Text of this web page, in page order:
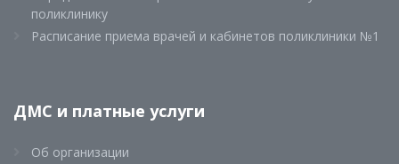
поликлинику
Расписание приема врачей и кабинетов поликлиники №1
ДМС и платные услуги
Об организации